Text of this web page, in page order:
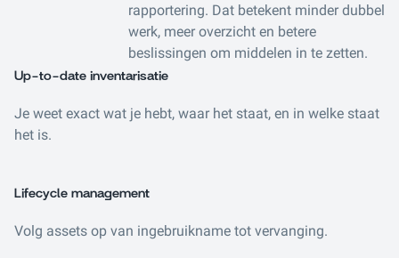
rapportering. Dat betekent minder dubbel
werk, meer overzicht en betere
beslissingen om middelen in te zetten.
Up-to-date inventarisatie
Je weet exact wat je hebt, waar het staat, en in welke staat
het is.
Lifecycle management
Volg assets op van ingebruikname tot vervanging.